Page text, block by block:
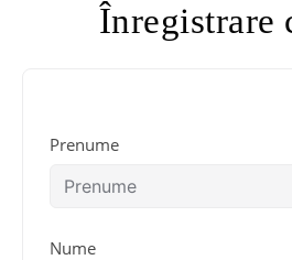
Înregistrare
Prenume
Nume